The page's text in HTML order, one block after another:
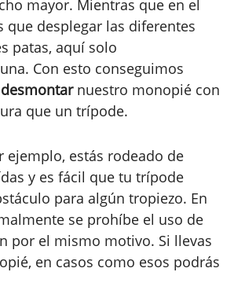
mayor. Mientras que en el
que desplegar las diferentes
patas, aquí solo
Con esto conseguimos
nuestro monopié con
que un trípode.
ejemplo, estás rodeado de
y es fácil que tu trípode
para algún tropiezo. En
se prohíbe el uso de
por el mismo motivo. Si llevas
en casos como esos podrás